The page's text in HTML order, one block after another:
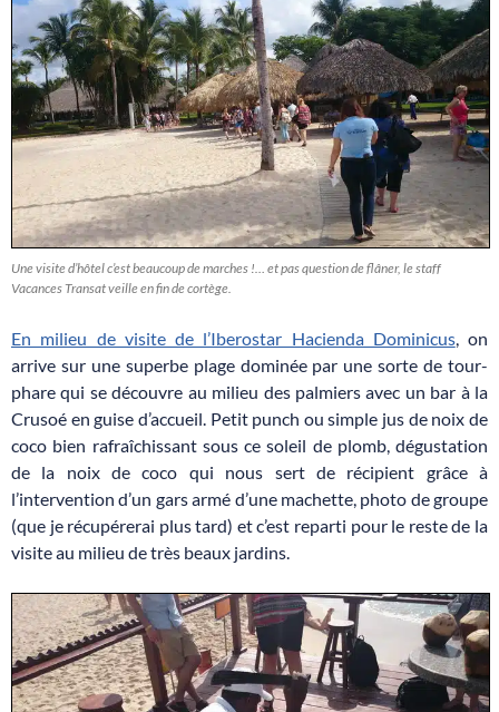
Une visite d’hôtel c’est beaucoup de marches !… et pas question de flâner, le staff
Vacances Transat veille en fin de cortège.
En milieu de visite de l’Iberostar Hacienda Dominicus, on
arrive sur une superbe plage dominée par une sorte de tour-
phare qui se découvre au milieu des palmiers avec un bar à la
Crusoé en guise d’accueil. Petit punch ou simple jus de noix de
coco bien rafraîchissant sous ce soleil de plomb, dégustation
de la noix de coco qui nous sert de récipient grâce à
l’intervention d’un gars armé d’une machette, photo de groupe
(que je récupérerai plus tard) et c’est reparti pour le reste de la
visite au milieu de très beaux jardins.